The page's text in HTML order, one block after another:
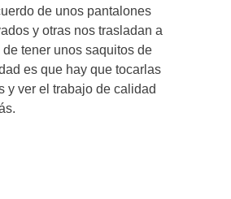
de unos pantalones
y otras nos trasladan a
de tener unos saquitos de
es que hay que tocarlas
y ver el trabajo de calidad